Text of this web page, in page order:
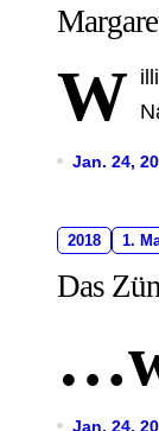
W
Jan. 24,
2018 1.
Das
Jan. 24,